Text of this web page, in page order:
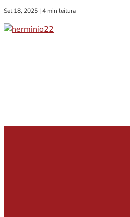
Set 18, 2025 | 4 min leitura